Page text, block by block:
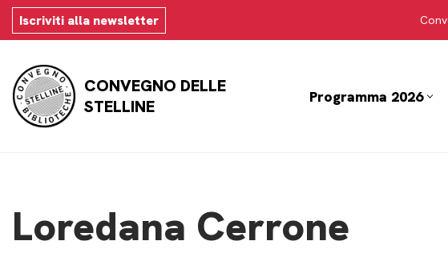
Vai
contenuto
Iscriviti alla newsletter
CONVEGNO DELLE
STELLINE
Programma 2026
Loredana Cerrone